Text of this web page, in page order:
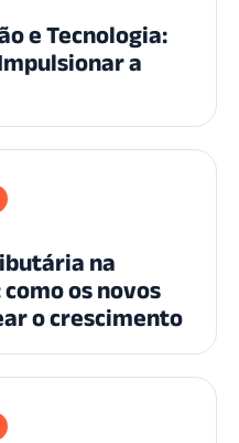
e Tecnologia:
a
na
os novos
o crescimento